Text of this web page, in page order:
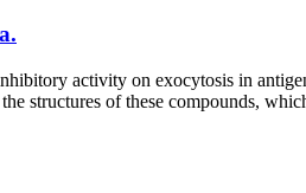
activity on exocytosis in
structures of these compounds,